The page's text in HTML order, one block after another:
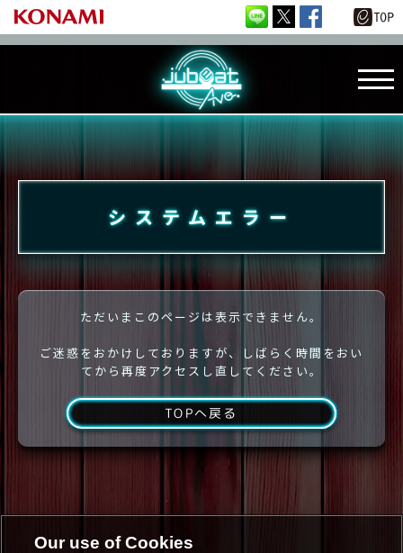
システムエラー
ただいまこのページは表示できません。
ご迷惑をおかけしておりますが、しばらく時間をおい
てから再度アクセスし直してください。
TOPへ戻る
Our use of Cookies